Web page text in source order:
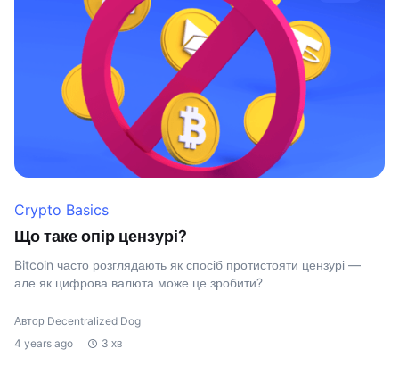
Crypto Basics
Що таке опір цензурі?
Bitcoin часто розглядають як спосіб протистояти цензурі —
але як цифрова валюта може це зробити?
Автор Decentralized Dog
4 years ago
3 хв